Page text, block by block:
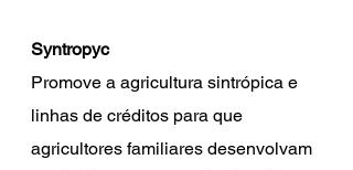
Syntropyc
Promove a agricultura sintrópica e
linhas de créditos para que
agricultores familiares desenvolvam